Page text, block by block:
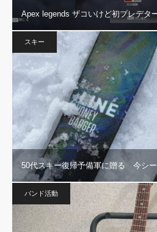
Apex legends ザコいけど初プレデタ
スキー
50代スキー復帰予備軍に贈る 今シ
バンド活動